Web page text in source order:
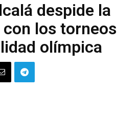
despide la
los torneos
olímpica